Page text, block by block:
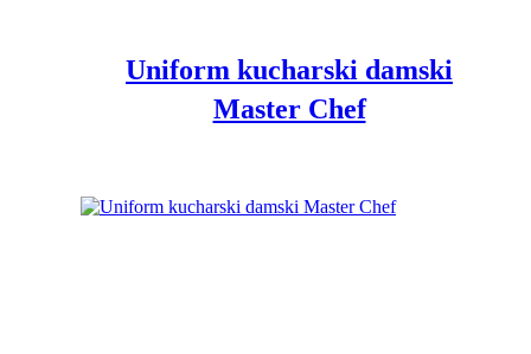
Uniform kucharski damski
Master Chef